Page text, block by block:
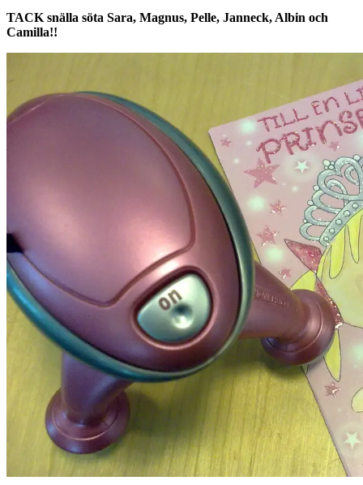
TACK snälla söta Sara, Magnus, Pelle, Janneck, Albin och
Camilla!!